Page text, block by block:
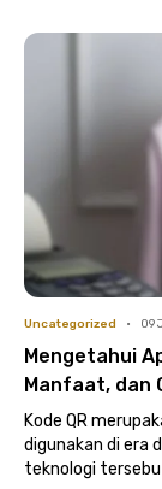
Uncategorized • 09
Mengetahui
Manfaat, dan
Kode QR
digunakan di era
teknologi